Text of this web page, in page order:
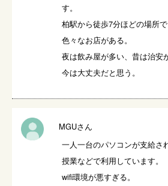
す。
柏駅から徒歩7分ほどの場所で
色々なお店がある。
夜は飲み屋が多い、昔は治安
今は大丈夫だと思う。
MGUさん
一人一台のパソコンが支給さ
授業などで利用しています。
wifi環境が悪すぎる。